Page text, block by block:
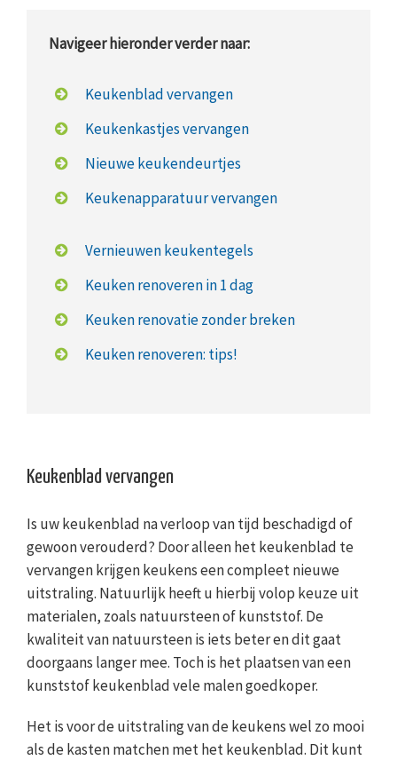
Navigeer hieronder verder naar:
Keukenblad vervangen
Keukenkastjes vervangen
Nieuwe keukendeurtjes
Keukenapparatuur vervangen
Vernieuwen keukentegels
Keuken renoveren in 1 dag
Keuken renovatie zonder breken
Keuken renoveren: tips!
Keukenblad vervangen
Is uw keukenblad na verloop van tijd beschadigd of
gewoon verouderd? Door alleen het keukenblad te
vervangen krijgen keukens een compleet nieuwe
uitstraling. Natuurlijk heeft u hierbij volop keuze uit
materialen, zoals natuursteen of kunststof. De
kwaliteit van natuursteen is iets beter en dit gaat
doorgaans langer mee. Toch is het plaatsen van een
kunststof keukenblad vele malen goedkoper.
Het is voor de uitstraling van de keukens wel zo mooi
als de kasten matchen met het keukenblad. Dit kunt